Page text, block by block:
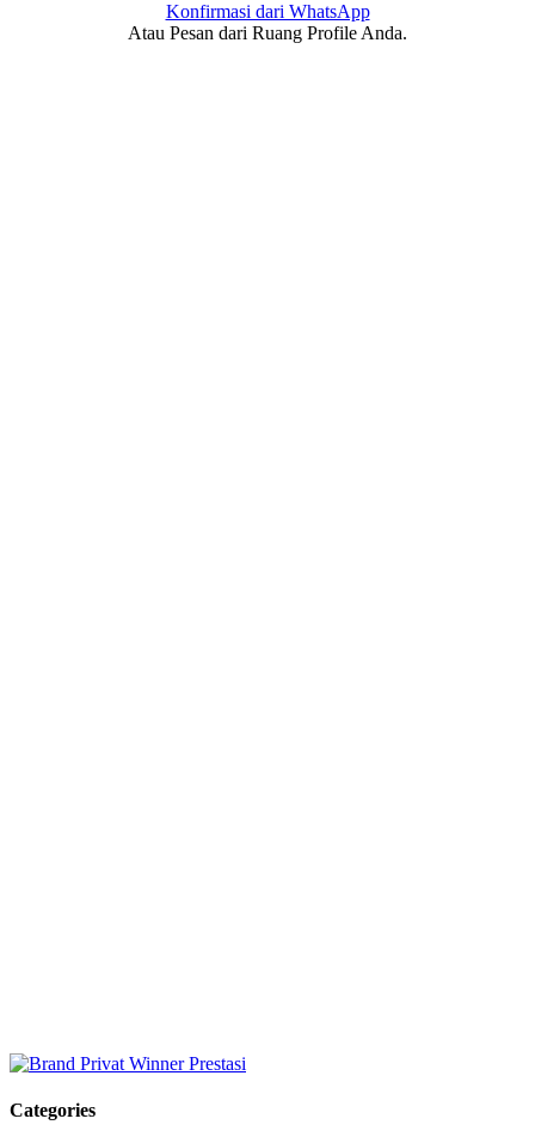
Konfirmasi dari WhatsApp
Atau Pesan dari Ruang Profile Anda.
Categories